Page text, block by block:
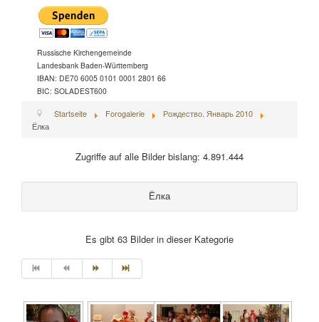
Russische Kirchengemeinde
Landesbank Baden-Württemberg
IBAN: DE70 6005 0101 0001 2801 66
BIC: SOLADEST600
Startseite Forogalerie
Рождество. Январь 2010
Ёлка
Zugriffe auf alle Bilder bislang: 4.891.444
Ёлка
Es gibt 63 Bilder in dieser Kategorie